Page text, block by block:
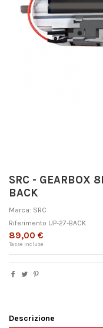
SRC - GEARBOX
BACK
Marca: SRC
Riferimento UP-27-BACK
89,00 €
Tasse incluse
Descrizione